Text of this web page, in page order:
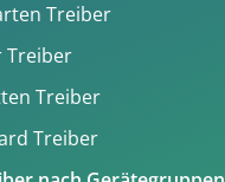
Treiber
Treiber
Treiber
Treiber